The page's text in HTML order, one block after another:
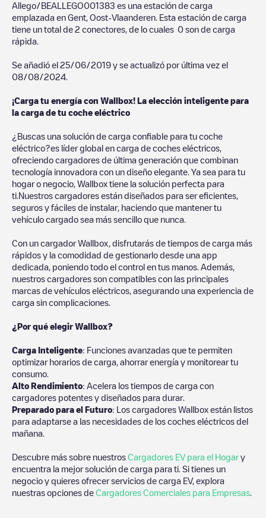
Allego/BEALLEGO001383 es una estación de carga
emplazada en Gent Oost-Vlaanderen . Esta estación de carga
tiene un total de 2 conectores, de lo cuales 0 son de carga
rápida.
Se añadió el 25/06/2019 y se actualizó por última vez el
08/08/2024
¡Carga tu energía con Wallbox! La elección inteligente para
la carga de tu coche eléctrico
¿Buscas una solución de carga confiable para tu coche
eléctrico?es líder global en carga de coches eléctricos,
ofreciendo cargadores de última generación que combinan
tecnología innovadora con un diseño elegante. Ya sea para tu
hogar o negocio, Wallbox tiene la solución perfecta para
ti.Nuestros cargadores están diseñados para ser eficientes,
seguros y fáciles de instalar, haciendo que mantener tu
vehículo cargado sea más sencillo que nunca.
Con un cargador Wallbox, disfrutarás de tiempos de carga más
rápidos y la comodidad de gestionarlo desde una app
dedicada, poniendo todo el control en tus manos. Además,
nuestros cargadores son compatibles con las principales
marcas de vehículos eléctricos, asegurando una experiencia de
carga sin complicaciones.
¿Por qué elegir Wallbox?
Carga Inteligente: Funciones avanzadas que te permiten
optimizar horarios de carga, ahorrar energía y monitorear tu
consumo.
Alto Rendimiento: Acelera los tiempos de carga con
cargadores potentes y diseñados para durar.
Preparado para el Futuro: Los cargadores Wallbox están listos
para adaptarse a las necesidades de los coches eléctricos del
mañana.
Descubre más sobre nuestros Cargadores EV para el Hogary
encuentra la mejor solución de carga para ti. Si tienes un
negocio y quieres ofrecer servicios de carga EV, explora
nuestras opciones de Cargadores Comerciales para Empresas